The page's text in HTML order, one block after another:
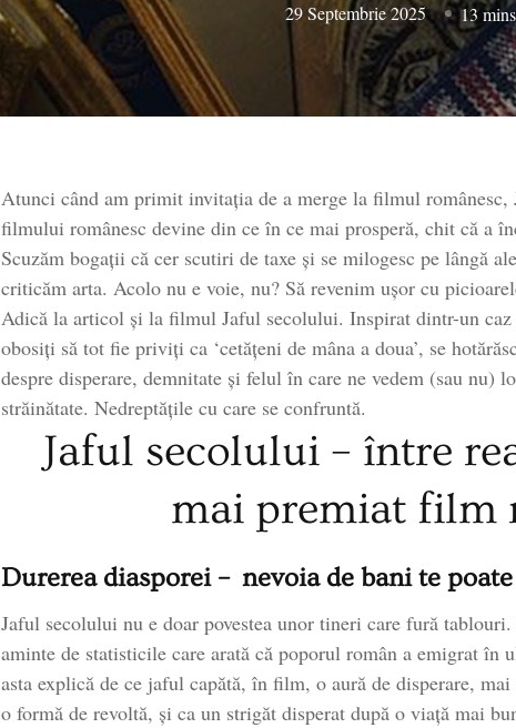
29 Septembrie 2025 13
Atunci când am primit invitația de a merge la filmul
filmului românesc devine din ce în ce mai prosperă, chit că a
Scuzăm bogații că cer scutiri de taxe și se milogesc pe lângă
criticăm arta. Acolo nu e voie, nu? Să revenim ușor cu
Adică la articol și la filmul Jaful secolului. Inspirat dintr-un
obosiți să tot fie priviți ca ‘cetățeni de mâna a doua’, se
despre disperare, demnitate și felul în care ne vedem (sau
străinătate. Nedreptățile cu care se confruntă.
Jaful secolului – între
mai premiat film
Durerea diasporei – nevoia de bani te
Jaful secolului nu e doar povestea unor tineri care fură
aminte de statisticile care arată că poporul român a emigrat
asta explică de ce jaful capătă, în film, o aură de disperare,
o formă de revoltă, și ca un strigăt disperat după o viață mai